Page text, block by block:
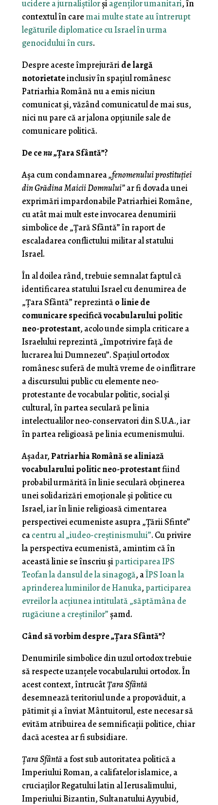
ucidere a jurnaliştilorşi agenţilor umanitari, în
contextul în care mai multe state au întrerupt
legăturile diplomatice cu Israel în urma
genocidului în curs.
Despre aceste împrejurări de largă
notorietateinclusiv în spaţiul românesc
Patriarhia Română nu a emis niciun
comunicat şi, văzând comunicatul de mai sus,
nici nu pare că ar jalona opţiunile sale de
comunicare politică.
De cenu„Ţara Sfântă”?
Aşa cum condamnarea„fenomenului prostituţiei
din Grădina Maicii Domnului”ar fi dovada unei
exprimări impardonabile Patriarhiei Române,
cu atât mai mult este invocarea denumirii
simbolice de „Ţară Sfântă” în raport de
escaladarea conflictului militar al statului
Israel.
În al doilea rând, trebuie semnalat faptul că
identificarea statului Israel cu denumirea de
„Ţara Sfântă” reprezintăo linie de
comunicare specifică vocabularului politic
neo-protestant, acolo unde simpla criticare a
Israelului reprezintă „împotrivire faţă de
lucrarea lui Dumnezeu”. Spaţiul ortodox
românesc suferă de multă vreme de o inflitrare
a discursului public cu elemente neo-
protestante de vocabular politic, social şi
cultural, în partea seculară pe linia
intelectualilor neo-conservatori din S.U.A., iar
în partea religioasă pe linia ecumenismului.
Aşadar,Patriarhia Română se aliniază
vocabularului politic neo-protestantfiind
probabil urmărită în linie seculară obţinerea
unei solidarizări emoţionale şi politice cu
Israel, iar în linie religioasă cimentarea
perspectivei ecumeniste asupra „Ţării Sfinte”
cacentru al „iudeo-creştinismului”. Cu privire
la perspectiva ecumenistă, amintim că în
această linie se înscriu şi participarea IPS
Teofan la dansul de la sinagogă, aÎPS Ioan la
aprinderea luminilor de Hanuka, participarea
evreilor la acţiunea intitulată „săptămâna de
rugăciune a creştinilor”şamd.
Când să vorbim despre „Ţara Sfântă”?
Denumirile simbolice din uzul ortodox trebuie
să respecte uzanţele vocabularului ortodox. În
acest context, întrucâtŢara Sfântă
desemnează teritoriul unde a propovăduit, a
pătimit şi a înviat Mântuitorul, este necesar să
evităm atribuirea de semnificaţii politice, chiar
dacă acestea ar fi subsidiare.
Ţara Sfântă a fost sub autoritatea politică a
Imperiului Roman, a califatelor islamice, a
cruciaţilor Regatului latin al Ierusalimului,
Imperiului Bizantin, Sultanatului Ayyubid,